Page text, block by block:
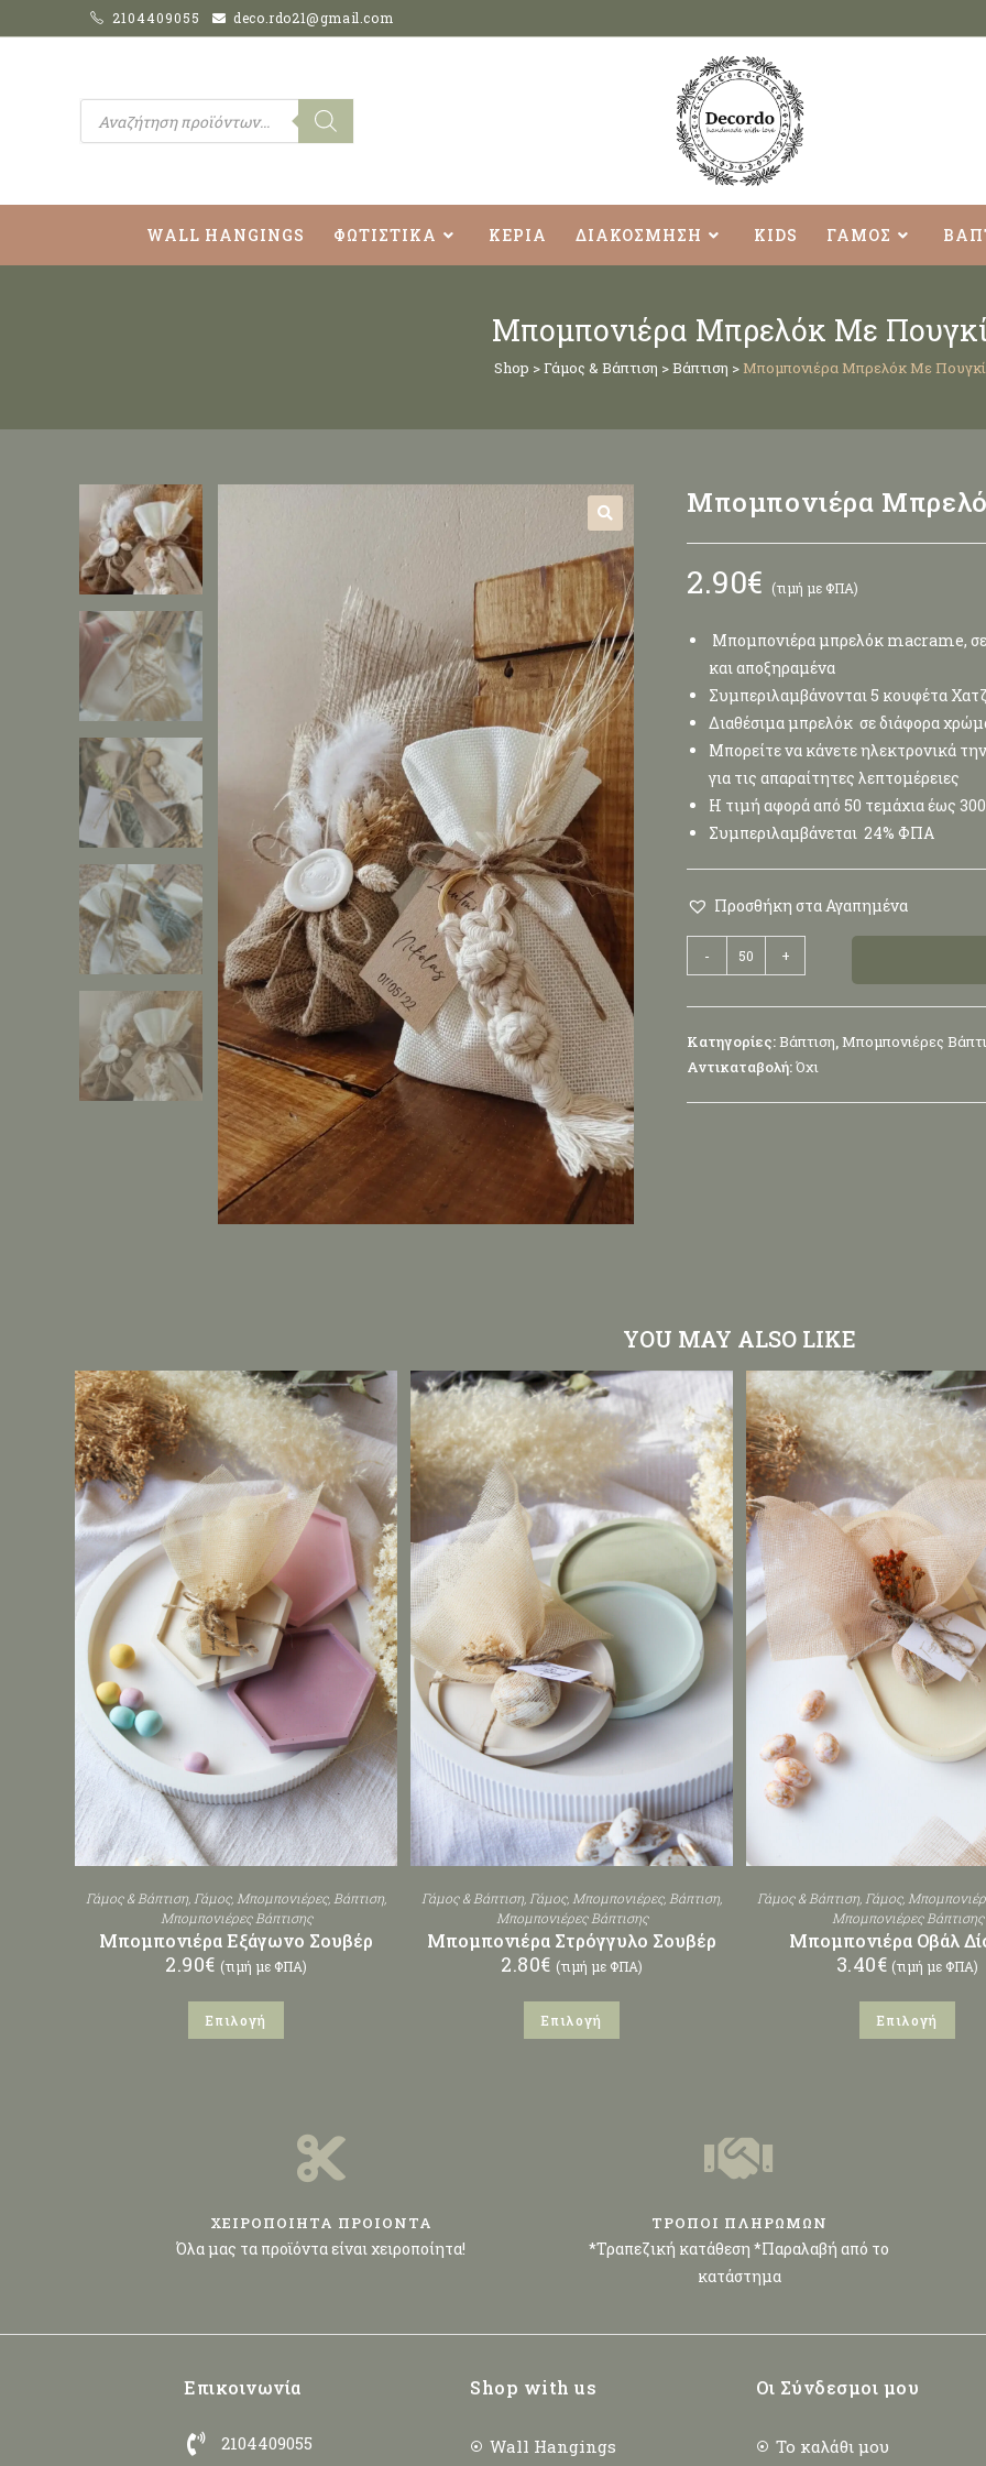
2104409055 deco.rdo21@gmail.com
WALL HANGINGS ΦΩΤΙΣΤΙΚΑ ΚΕΡΙΑ ΔΙΑΚΟΣΜΗΣΗ KIDS ΓΑΜΟΣ
Μπομπονιέρα Μπρελόκ Με
Shop >Γάμος & Βάπτιση >Βάπτιση > Μπομπονιέρα Μπρελόκ Με Πουγκί
🔍
Μπομπονιέρα
2.90€ (τιμή με ΦΠΑ)
Μπομπονιέρα μπρελόκ macrame,
και αποξηραμένα
Συμπεριλαμβάνονται 5 κουφέτα
Διαθέσιμα μπρελόκ σε διάφορα
Μπορείτε να κάνετε ηλεκτρονικά
για τις απαραίτητες λεπτομέρειες
Η τιμή αφορά από 50 τεμάχια έως
Συμπεριλαμβάνεται 24% ΦΠΑ
Προσθήκη στα Αγαπημένα
- +
Κατηγορίες:Βάπτιση,Μπομπονιέρες
Αντικαταβολή:Όχι
YOU MAY ALSO LIKE
Γάμος & Βάπτιση,Γάμος,Μπομπονιέρες,Βάπτιση,
Μπομπονιέρες Βάπτισης
Μπομπονιέρα Εξάγωνο Σουβέρ
2.90€ (τιμή με ΦΠΑ)
Επιλογή
Γάμος & Βάπτιση,Γάμος,Μπομπονιέρες,Βάπτιση,
Μπομπονιέρες Βάπτισης
Μπομπονιέρα Στρόγγυλο Σουβέρ
2.80€ (τιμή με ΦΠΑ)
Επιλογή
Γάμος & Βάπτιση,Γάμος,
Μπομπονιέρες Βάπτισης
Μπομπονιέρα Οβάλ
3.40€ (τιμή με ΦΠΑ)
Επιλογή
ΧΕΙΡΟΠΟΙΗΤΑ ΠΡΟΙΟΝΤΑ
Όλα μας τα προϊόντα είναι χειροποίητα!
ΤΡΟΠΟΙ ΠΛΗΡΩΜΩΝ
*Τραπεζική κατάθεση *Παραλαβή από το
κατάστημα
Επικοινωνία
2104409055
Shop with us
Wall Hangings
Οι Σύνδεσμοι μου
Το καλάθι μου